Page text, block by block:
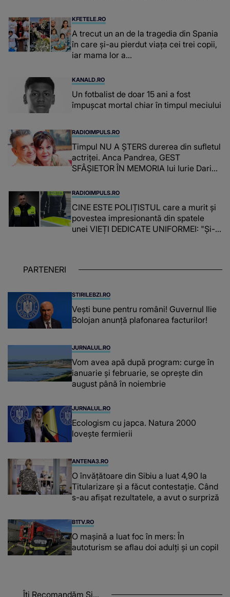
suspecți
KFETELE.RO
A trecut un an de la tragedia din Spania
în care și-au pierdut viața cei trei copii,
iar mama lor a…
KANALD.RO
Un fotbalist de doar 15 ani a fost
împușcat mortal chiar în timpul meciului
RADIOIMPULS.RO
Timpul NU A ȘTERS durerea din sufletul
actriței. Anca Pandrea, GEST
SFÂȘIETOR ÎN MEMORIA lui Iurie Darie:
timpul parcă..."
RADIOIMPULS.RO
CINE ESTE POLIȚISTUL care a murit și
povestea impresionantă din spatele
unei VIEȚI DEDICATE UNIFORMEI: "Și-a
PARTENERI
STIRILEBZI.RO
Vești bune pentru români! Guvernul Ilie
Bolojan anunță plafonarea facturilor!
JURNALUL.RO
Vom avea apă după program: curge în
ianuarie și februarie, se oprește din
august până în noiembrie
JURNALUL.RO
Ecologism cu japca. Natura 2000
lovește fermierii
ANTENA3.RO
O învățătoare din Sibiu a luat 4,90 la
Titularizare și a făcut contestație. Când
s-au afișat rezultatele, a avut o surpriză
B1TV.RO
O maşină a luat foc în mers: În
autoturism se aflau doi adulți și un copil
Îți Recomandăm Și...